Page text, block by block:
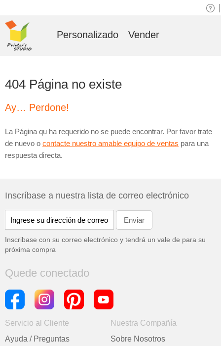
404 Página no existe
Ay… Perdone!
La Página qu ha requerido no se puede encontrar. Por favor trate
de nuevo o contacte nuestro amable equipo de ventas para una
respuesta directa.
Inscríbase a nuestra lista de correo electrónico
Inscribase con su correo electrónico y tendrá un vale de para su
próxima compra
Quede conectado
Servicio al Cliente
Ayuda / Preguntas
Nuestra Compañía
Sobre Nosotros
Personalizado Vender